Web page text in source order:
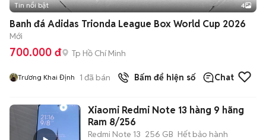
Tin nổi bật 4
Banh đá Adidas Trionda League Box World Cup 2026
Mới
700.000 đ Tp Hồ Chí Minh
Trương Khai Định 1 đã bán Bấm để hiện số Chat
Xiaomi Redmi Note 13 hàng 9 hãng
Ram 8/256
Redmi Note 13 256 GB Hết bảo hành